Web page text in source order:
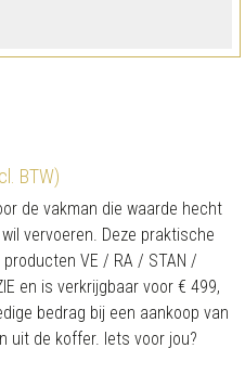
BTW)
de vakman die waarde hecht
vervoeren. Deze praktische
VE / RA / STAN /
en is verkrijgbaar voor € 499,
bedrag bij een aankoop van
uit de koffer. Iets voor jou?